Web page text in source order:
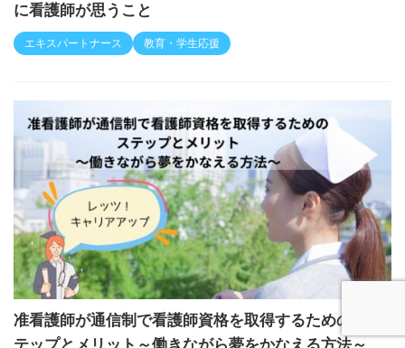
に看護師が思うこと
エキスパートナース 教育・学生応援
准看護師が通信制で看護師資格を取得するためのス